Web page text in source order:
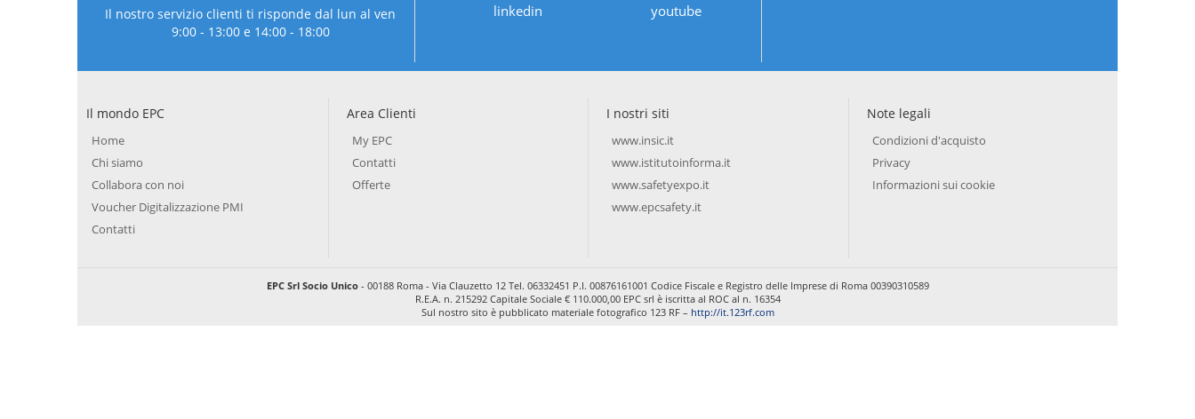
Il nostro servizio clienti ti risponde dal lun al ven
9:00 - 13:00 e 14:00 - 18:00
linkedin youtube
Il mondo EPC
Home
Chi siamo
Collabora con noi
Voucher Digitalizzazione PMI
Contatti
Area Clienti
My EPC
Contatti
Offerte
I nostri siti
www.insic.it
www.istitutoinforma.it
www.safetyexpo.it
www.epcsafety.it
Note legali
Condizioni d'acquisto
Privacy
Informazioni sui cookie
EPC Srl Socio Unico- 00188 Roma - Via Clauzetto 12 Tel. 06332451 P.I. 00876161001 Codice Fiscale e Registro delle Imprese di Roma 00390310589
R.E.A. n. 215292 Capitale Sociale € 110.000,00 EPC srl è iscritta al ROC al n. 16354
Sul nostro sito è pubblicato materiale fotografico 123 RF – http://it.123rf.com